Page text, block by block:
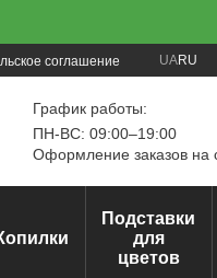
соглашение UARU
График работы:
ПН-ВС: 09:00–19:00
Оформление заказов на
Подставки
для
цветов